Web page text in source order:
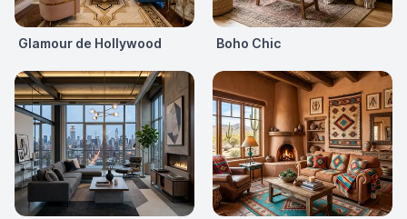
Glamour de Hollywood Boho Chic